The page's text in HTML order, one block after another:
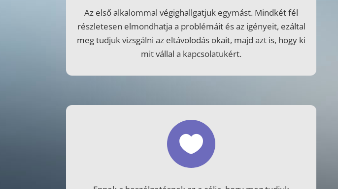
Az első alkalommal végighallgatjuk egymást. Mindkét fél
részletesen elmondhatja a problémáit és az igényeit, ezáltal
meg tudjuk vizsgálni az eltávolodás okait, majd azt is, hogy ki
mit vállal a kapcsolatukért.
